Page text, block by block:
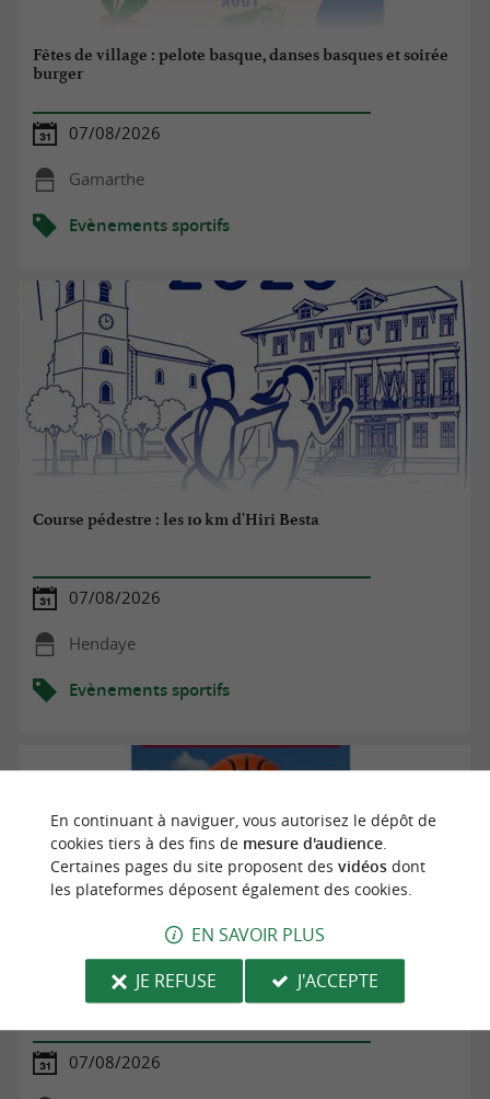
Fêtes de village : pelote basque, danses basques et soirée
burger
07/08/2026
Gamarthe
Evènements sportifs
Course pédestre : les 10 km d'Hiri Besta
07/08/2026
Hendaye
Evènements sportifs
Basket : Saint-Jean-de-Luz Olympique Basket 3x3
Summer
07/08/2026
En continuant à naviguer, vous autorisez le dépôt de
cookies tiers à des fins de mesure d'audience.
Certaines pages du site proposent des vidéosdont
les plateformes déposent également des cookies.
EN SAVOIR PLUS
JE REFUSE
J'ACCEPTE